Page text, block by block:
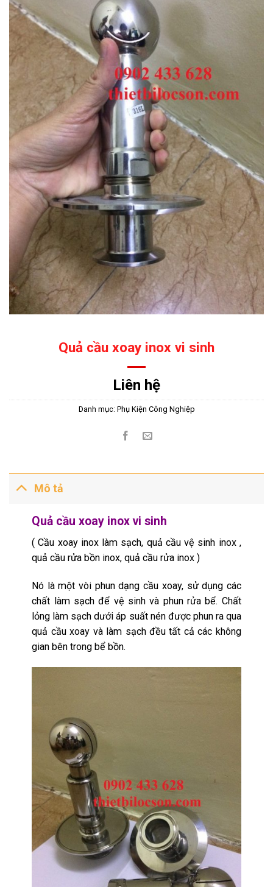
Quả cầu xoay inox vi sinh
Liên hệ
Danh mục: Phụ Kiện Công Nghiệp
Mô tả
Quả cầu xoay inox vi sinh
( Cầu xoay inox làm sạch, quả cầu vệ sinh inox ,
quả cầu rửa bồn inox, quả cầu rửa inox )
Nó là một vòi phun dạng cầu xoay, sử dụng các
chất làm sạch để vệ sinh và phun rửa bể. Chất
lỏng làm sạch dưới áp suất nén được phun ra qua
quả cầu xoay và làm sạch đều tất cả các không
gian bên trong bể bồn.